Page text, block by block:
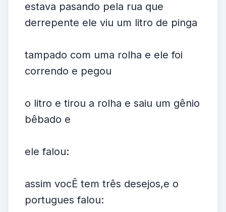
estava pasando pela rua que
derrepente ele viu um litro de pinga
tampado com uma rolha e ele foi
correndo e pegou
o litro e tirou a rolha e saiu um gênio
bêbado e
ele falou:
assim vocÊ tem três desejos,e o
portugues falou: